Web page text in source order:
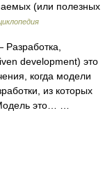
(или полезных
Разработка,
development) это
когда модели
из которых
это… …